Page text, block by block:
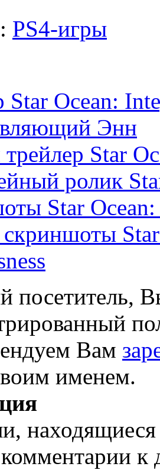
PS4-игры
Star Ocean:
Энн
Star
ролик
Star
посетитель,
Вам
именем.
комментарии